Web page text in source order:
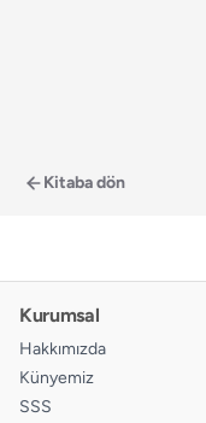
Kitaba dön
Kurumsal
Hakkımızda
Künyemiz
SSS